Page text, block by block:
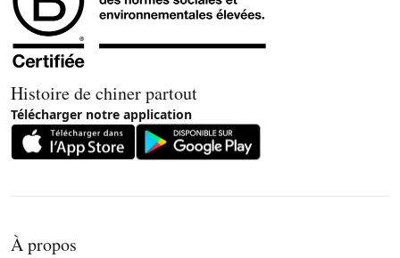
Histoire de chiner partout
Télécharger notre application
À propos